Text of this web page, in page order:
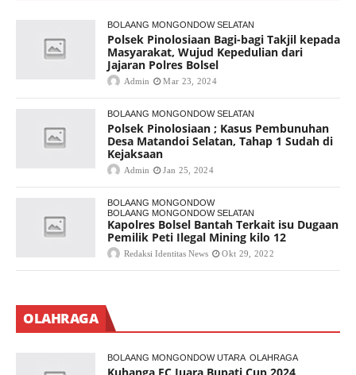
BOLAANG MONGONDOW SELATAN
Polsek Pinolosiaan Bagi-bagi Takjil kepada
Masyarakat, Wujud Kepedulian dari
Jajaran Polres Bolsel
Admin Mar 23, 2024
BOLAANG MONGONDOW SELATAN
Polsek Pinolosiaan ; Kasus Pembunuhan
Desa Matandoi Selatan, Tahap 1 Sudah di
Kejaksaan
Admin Jan 25, 2024
BOLAANG MONGONDOW
BOLAANG MONGONDOW SELATAN
Kapolres Bolsel Bantah Terkait isu Dugaan
Pemilik Peti Ilegal Mining kilo 12
Redaksi Identitas News Okt 29, 2022
OLAHRAGA
BOLAANG MONGONDOW UTARA OLAHRAGA